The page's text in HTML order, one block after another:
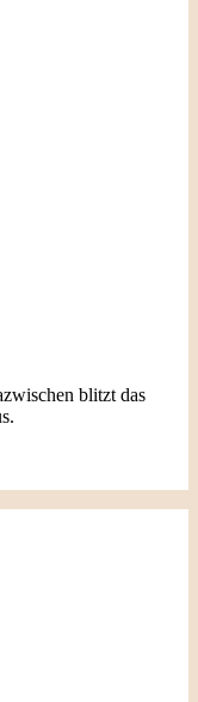
blitzt das